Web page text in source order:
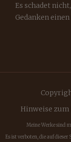
Es schadet
Gedanken
Hinweise
Meine Werke sind
Es ist verboten, die auf